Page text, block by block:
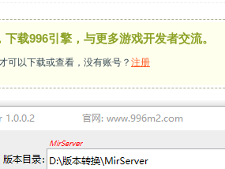
下载996引擎，与更多游戏开发者交流。
可以下载或查看，没有账号？ 注册